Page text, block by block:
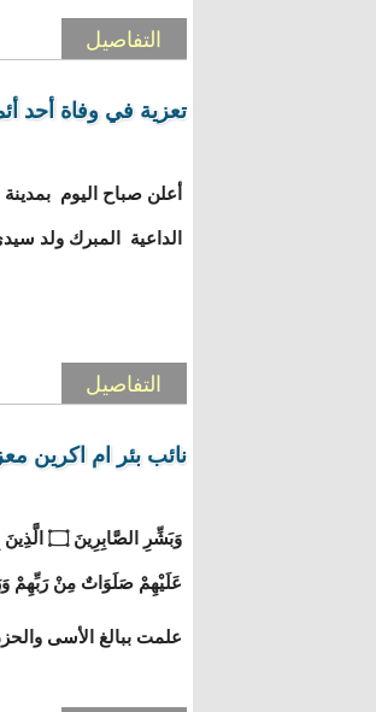
التفاصيل
تعزية في وفاة أحد
أعلن صباح اليوم
الداعية المبرك ولد
التفاصيل
نائب بئر ام اكرين
عَلَيْهِمْ صَلَوَاتٌ مِنْ رَبِّهِمْ
علمت ببالغ الأسى